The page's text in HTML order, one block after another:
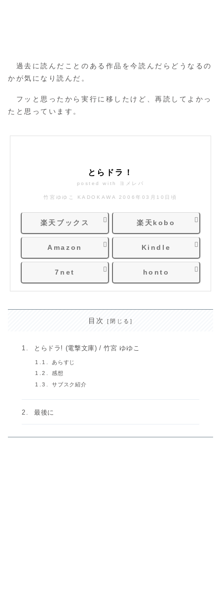
過去に読んだことのある作品を今読んだらどうなるの
かが気になり読んだ。
フッと思ったから実行に移したけど、再読してよかっ
たと思っています。
とらドラ！
posted with ヨメレバ
竹宮ゆゆこ KADOKAWA 2006年03月10日頃
楽天ブックス 楽天kobo
Amazon Kindle
7net honto
目次
とらドラ! (電撃文庫) / 竹宮 ゆゆこ
あらすじ
感想
サブスク紹介
最後に